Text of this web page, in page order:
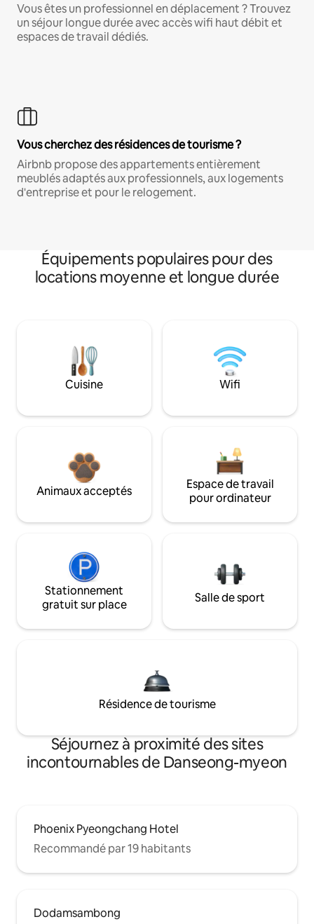
Vous êtes un professionnel en déplacement ? Trouvez
un séjour longue durée avec accès wifi haut débit et
espaces de travail dédiés.
Vous cherchez des résidences de tourisme ?
Airbnb propose des appartements entièrement
meublés adaptés aux professionnels, aux logements
d'entreprise et pour le relogement.
Équipements populaires pour des
locations moyenne et longue durée
Cuisine Wifi
Animaux acceptés
Espace de travail
pour ordinateur
Stationnement
gratuit sur place
Salle de sport
Résidence de tourisme
Séjournez à proximité des sites
incontournables de Danseong-myeon
Phoenix Pyeongchang Hotel
Recommandé par 19 habitants
Dodamsambong